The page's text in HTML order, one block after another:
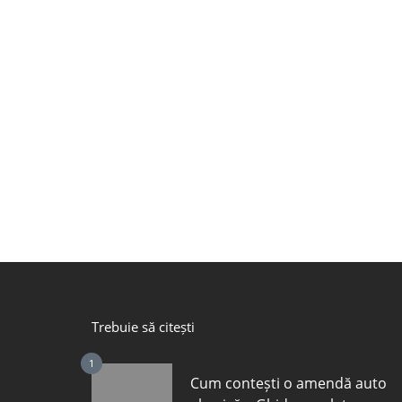
Trebuie să citești
1
Cum contești o amendă auto